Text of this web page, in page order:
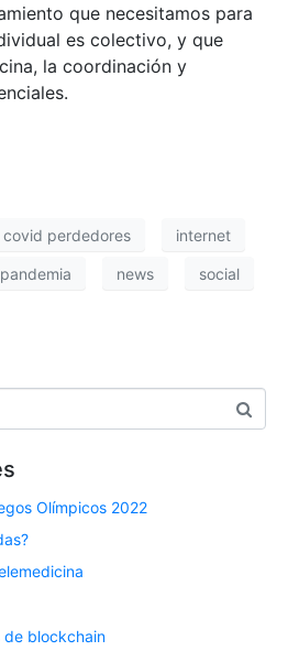
que necesitamos para
es colectivo, y que
la coordinación y
covid perdedores internet
news social
Olímpicos 2022
de blockchain